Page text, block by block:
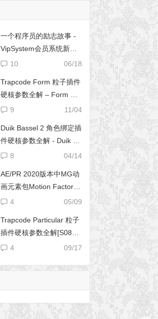
一个程序员的励志故事 -
VipSystem会员系统新版
开发
06/18
10
Trapcode Form 粒子插件
硬核参数全解 – Form 完
全使用手册
11/04
9
Duik Bassel 2 角色绑定插
件硬核参数全解 - Duik 16
完全使用手册
04/14
8
AE/PR 2020版本中MG动
画元素包Motion Factory
脚本无法导入文件夹05/09
4
Trapcode Particular 粒子
插件硬核参数全解[S08E0
2] – 阴影设置（Shadowle
09/17
4